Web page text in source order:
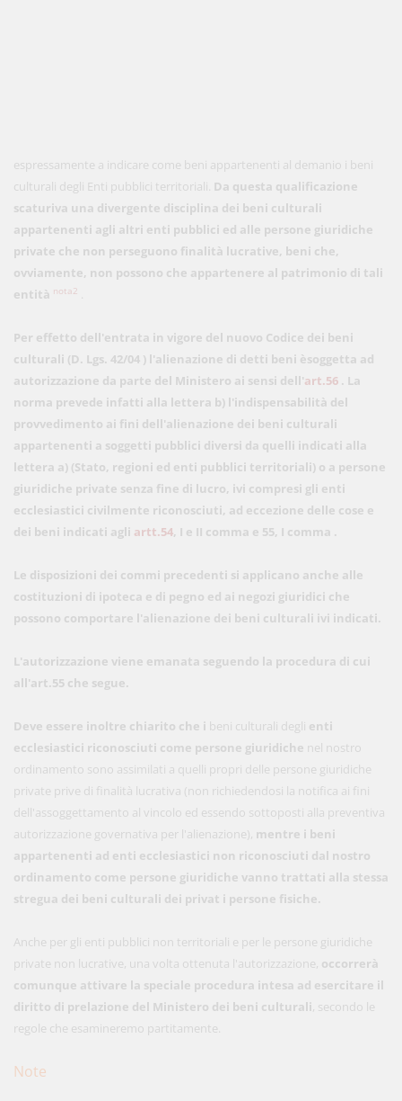
espressamente a indicare come beni appartenenti al demanio i beni
culturali degli Enti pubblici territoriali. Da questa qualificazione
scaturiva una divergente disciplina dei beni culturali
appartenenti agli altri enti pubblici ed alle persone giuridiche
private che non perseguono finalità lucrative, beni che,
ovviamente, non possono che appartenere al patrimonio di tali
entità nota2
Per effetto dell'entrata in vigore del nuovo Codice dei beni
culturali (D. Lgs. 42/04 ) l'alienazione di detti beni èsoggetta ad
autorizzazione da parte del Ministero ai sensi dell'art.56 . La
norma prevede infatti alla lettera b) l'indispensabilità del
provvedimento ai fini dell'alienazione dei beni culturali
appartenenti a soggetti pubblici diversi da quelli indicati alla
lettera a) (Stato, regioni ed enti pubblici territoriali) o a persone
giuridiche private senza fine di lucro, ivi compresi gli enti
ecclesiastici civilmente riconosciuti, ad eccezione delle cose e
dei beni indicati agli artt.54, I e II comma e 55, I comma .
Le disposizioni dei commi precedenti si applicano anche alle
costituzioni di ipoteca e di pegno ed ai negozi giuridici che
possono comportare l'alienazione dei beni culturali ivi indicati.
L'autorizzazione viene emanata seguendo la procedura di cui
all'art.55 che segue.
Deve essere inoltre chiarito che i beni culturali degli enti
ecclesiastici riconosciuti come persone giuridiche nel nostro
ordinamento sono assimilati a quelli propri delle persone giuridiche
private prive di finalità lucrativa (non richiedendosi la notifica ai fini
dell'assoggettamento al vincolo ed essendo sottoposti alla preventiva
autorizzazione governativa per l'alienazione), mentre i beni
appartenenti ad enti ecclesiastici non riconosciuti dal nostro
ordinamento come persone giuridiche vanno trattati alla stessa
stregua dei beni culturali dei privat i persone fisiche.
Anche per gli enti pubblici non territoriali e per le persone giuridiche
private non lucrative, una volta ottenuta l'autorizzazione, occorrerà
comunque attivare la speciale procedura intesa ad esercitare il
diritto di prelazione del Ministero dei beni culturali, secondo le
regole che esamineremo partitamente.
Note